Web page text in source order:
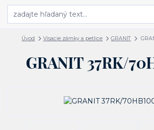
Úvod Visacie zámky a petlice GRANIT
GRANIT 37RK/